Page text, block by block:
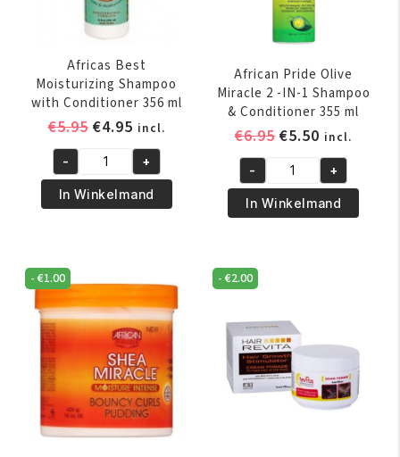
Africas Best
Moisturizing Shampoo
with Conditioner 356 ml
€5.95 Oorspronkelijke
was:
€5.95.
€4.95Huidige
prijs
is:
€4.95.
incl.
Africas
Best
Moisturizing
Conditioner
356
ml
aantal
- +
In Winkelmand
African Pride Olive
Miracle 2 -IN-1 Shampoo
& Conditioner 355 ml
€6.95
was:
€6.95.
€5.50 Huidige
prijs
is:
€5.50.
incl.
African
Pride
Olive
2
-
1
Shampoo
&
Conditioner
- +
In Winkelmand
-€1.00 -€2.00